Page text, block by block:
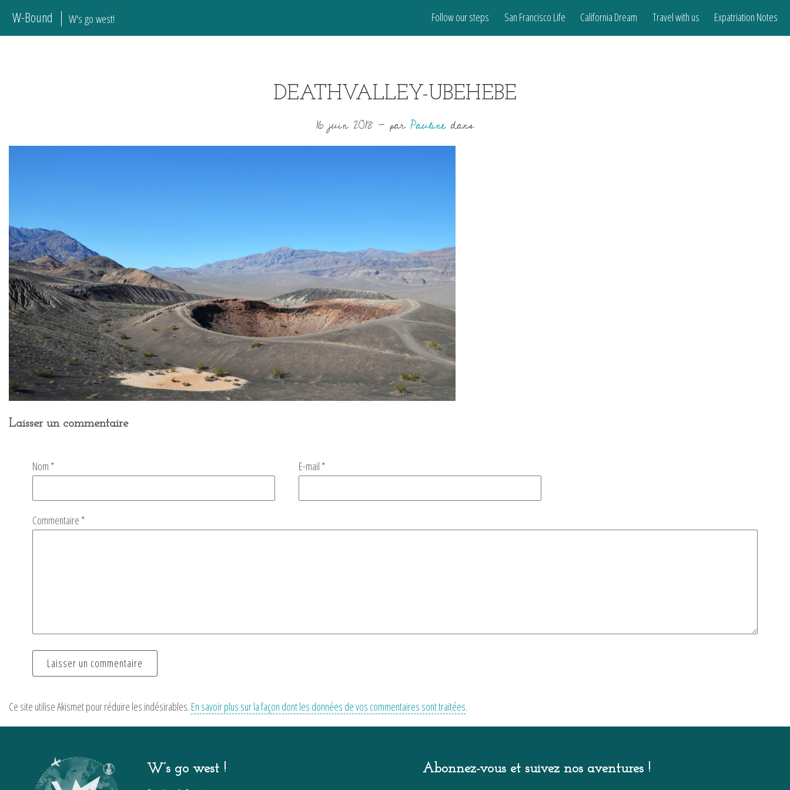
W-Bound W's go west! Follow our steps San Francisco Life California Dream Travel with us Expatriation Notes
DEATHVALLEY-UBEHEBE
16 juin 2018 -parPaulinedans
Laisser un commentaire
Commentaire *
Nom * E-mail *
Ce site utilise Akismet pour réduire les indésirables. En savoir plus sur la façon dont les données de vos commentaires sont traitées.
W’s go west ! Abonnez-vous et suivez nos aventures !